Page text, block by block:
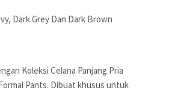
Dark Grey Dan Dark Brown
Koleksi Celana Panjang Pria
Pants. Dibuat khusus untuk